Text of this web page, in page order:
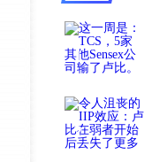
1
2